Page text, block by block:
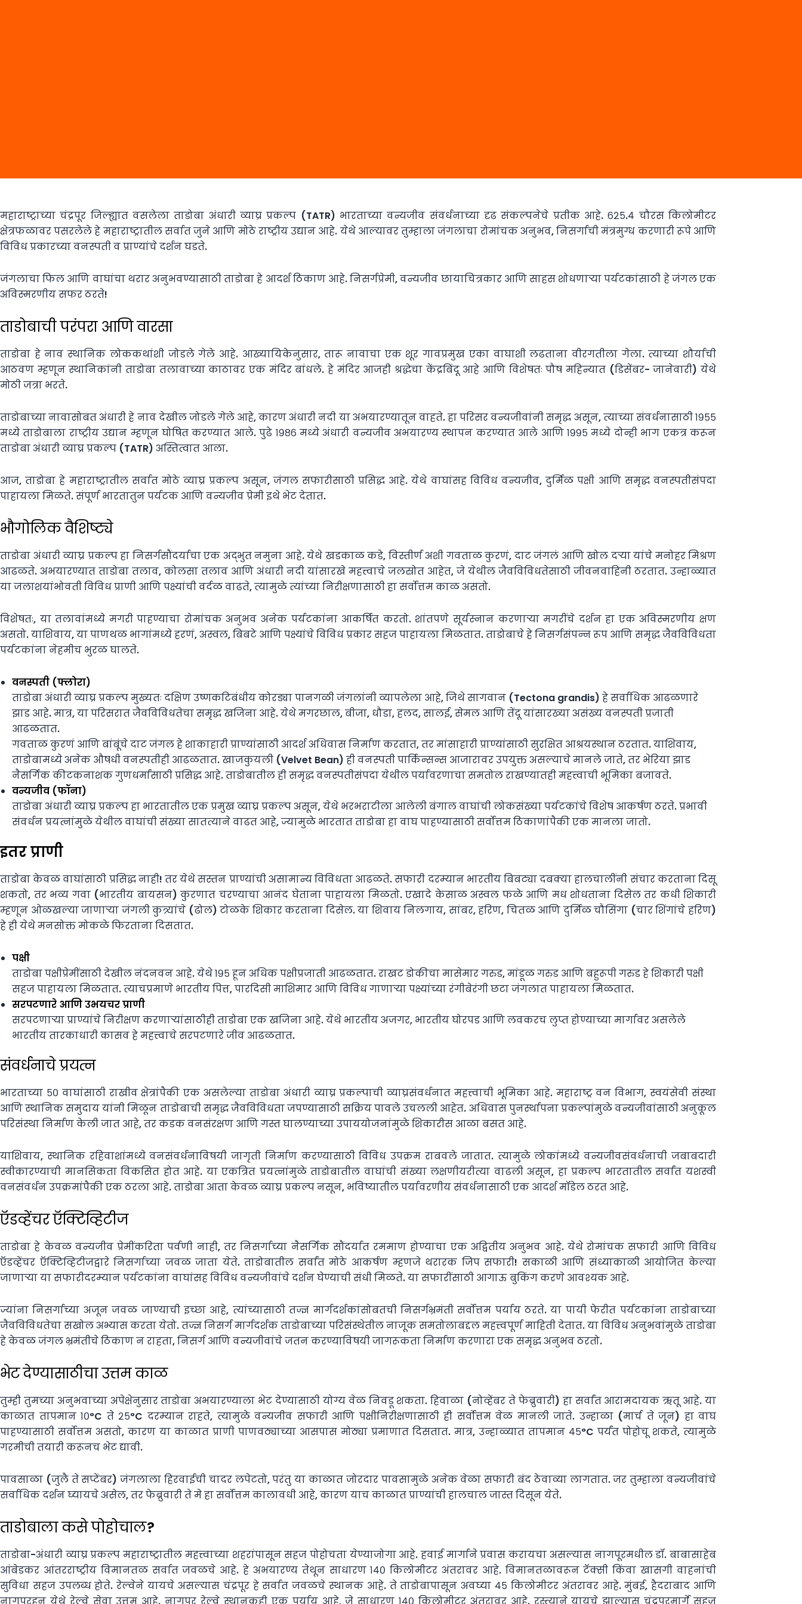
महाराष्ट्राच्या चंद्रपूर जिल्ह्यात वसलेला ताडोबा अंधारी व्याघ्र प्रकल्प (TATR) भारताच्या वन्यजीव संवर्धनाच्या दृढ संकल्पनेचे प्रतीक आहे. ६२५.४ चौरस किलोमीटर
क्षेत्रफळावर पसरलेले हे महाराष्ट्रातील सर्वात जुने आणि मोठे राष्ट्रीय उद्यान आहे. येथे आल्यावर तुम्हाला जंगलाचा रोमांचक अनुभव, निसर्गाची मंत्रमुग्ध करणारी रूपे आणि
विविध प्रकारच्या वनस्पती व प्राण्यांचे दर्शन घडते.
जंगलाचा फिल आणि वाघांचा थरार अनुभवण्यासाठी ताडोबा हे आदर्श ठिकाण आहे. निसर्गप्रेमी, वन्यजीव छायाचित्रकार आणि साहस शोधणाऱ्या पर्यटकांसाठी हे जंगल एक
अविस्मरणीय सफर ठरते!
ताडोबाची परंपरा आणि वारसा
ताडोबा हे नाव स्थानिक लोककथांशी जोडले गेले आहे. आख्यायिकेनुसार, तारू नावाचा एक शूर गावप्रमुख एका वाघाशी लढताना वीरगतीला गेला. त्याच्या शौर्याची
आठवण म्हणून स्थानिकांनी ताडोबा तलावाच्या काठावर एक मंदिर बांधले. हे मंदिर आजही श्रद्धेचा केंद्रबिंदू आहे आणि विशेषतः पौष महिन्यात (डिसेंबर- जानेवारी) येथे
मोठी जत्रा भरते.
ताडोबाच्या नावासोबत अंधारी हे नाव देखील जोडले गेले आहे, कारण अंधारी नदी या अभयारण्यातून वाहते. हा परिसर वन्यजीवांनी समृद्ध असून, त्याच्या संवर्धनासाठी १९५५
मध्ये ताडोबाला राष्ट्रीय उद्यान म्हणून घोषित करण्यात आले. पुढे १९८६ मध्ये अंधारी वन्यजीव अभयारण्य स्थापन करण्यात आले आणि १९९५ मध्ये दोन्ही भाग एकत्र करून
ताडोबा अंधारी व्याघ्र प्रकल्प (TATR) अस्तित्वात आला.
आज, ताडोबा हे महाराष्ट्रातील सर्वात मोठे व्याघ्र प्रकल्प असून, जंगल सफारीसाठी प्रसिद्ध आहे. येथे वाघांसह विविध वन्यजीव, दुर्मिळ पक्षी आणि समृद्ध वनस्पतीसंपदा
पाहायला मिळते. संपूर्ण भारतातुन पर्यटक आणि वन्यजीव प्रेमी इथे भेट देतात.
भौगोलिक वैशिष्ट्ये
ताडोबा अंधारी व्याघ्र प्रकल्प हा निसर्गसौंदर्याचा एक अद्भुत नमुना आहे. येथे खडकाळ कडे, विस्तीर्ण अशी गवताळ कुरणं, दाट जंगलं आणि खोल दऱ्या यांचे मनोहर मिश्रण
आढळते. अभयारण्यात ताडोबा तलाव, कोलसा तलाव आणि अंधारी नदी यांसारखे महत्त्वाचे जलस्रोत आहेत, जे येथील जैवविविधतेसाठी जीवनवाहिनी ठरतात. उन्हाळ्यात
या जलाशयांभोवती विविध प्राणी आणि पक्ष्यांची वर्दळ वाढते, त्यामुळे त्यांच्या निरीक्षणासाठी हा सर्वोत्तम काळ असतो.
विशेषतः, या तलावांमध्ये मगरी पाहण्याचा रोमांचक अनुभव अनेक पर्यटकांना आकर्षित करतो. शांतपणे सूर्यस्नान करणाऱ्या मगरींचे दर्शन हा एक अविस्मरणीय क्षण
असतो. याशिवाय, या पाणथळ भागांमध्ये हरणं, अस्वल, बिबटे आणि पक्ष्यांचे विविध प्रकार सहज पाहायला मिळतात. ताडोबाचे हे निसर्गसंपन्न रूप आणि समृद्ध जैवविविधता
पर्यटकांना नेहमीच भुरळ घालते.
वनस्पती (फ्लोरा)
ताडोबा अंधारी व्याघ्र प्रकल्प मुख्यतः दक्षिण उष्णकटिबंधीय कोरड्या पानगळी जंगलांनी व्यापलेला आहे, जिथे सागवान (Tectona grandis) हे सर्वाधिक आढळणारे
झाड आहे. मात्र, या परिसरात जैवविविधतेचा समृद्ध खजिना आहे. येथे मगरछाल, बीजा, धौडा, हलद, सालई, सेमल आणि तेंदू यांसारख्या असंख्य वनस्पती प्रजाती
आढळतात.
गवताळ कुरणं आणि बांबूंचे दाट जंगल हे शाकाहारी प्राण्यांसाठी आदर्श अधिवास निर्माण करतात, तर मांसाहारी प्राण्यांसाठी सुरक्षित आश्रयस्थान ठरतात. याशिवाय,
ताडोबामध्ये अनेक औषधी वनस्पतीही आढळतात. खाजकुयली (Velvet Bean) ही वनस्पती पार्किन्सन्स आजारावर उपयुक्त असल्याचे मानले जाते, तर भेरिया झाड
नैसर्गिक कीटकनाशक गुणधर्मांसाठी प्रसिद्ध आहे. ताडोबातील ही समृद्ध वनस्पतीसंपदा येथील पर्यावरणाचा समतोल राखण्यातही महत्त्वाची भूमिका बजावते.
वन्यजीव (फॉना)
ताडोबा अंधारी व्याघ्र प्रकल्प हा भारतातील एक प्रमुख व्याघ्र प्रकल्प असून, येथे भरभराटीला आलेली बंगाल वाघांची लोकसंख्या पर्यटकांचे विशेष आकर्षण ठरते. प्रभावी
संवर्धन प्रयत्नांमुळे येथील वाघांची संख्या सातत्याने वाढत आहे, ज्यामुळे भारतात ताडोबा हा वाघ पाहण्यासाठी सर्वोत्तम ठिकाणांपैकी एक मानला जातो.
इतरप्राणी
ताडोबा केवळ वाघांसाठी प्रसिद्ध नाही! तर येथे सस्तन प्राण्यांची असामान्य विविधता आढळते. सफारी दरम्यान भारतीय बिबट्या दबक्या हालचालींनी संचार करताना दिसू
शकतो, तर भव्य गवा (भारतीय बायसन) कुरणात चरण्याचा आनंद घेताना पाहायला मिळतो. एखादे केसाळ अस्वल फळे आणि मध शोधताना दिसेल तर कधी शिकारी
म्हणून ओळखल्या जाणाऱ्या जंगली कुत्र्यांचे (ढोल) टोळके शिकार करताना दिसेल. या शिवाय निलगाय, सांबर, हरिण, चितळ आणि दुर्मिळ चौसिंगा (चार शिंगांचे हरिण)
हे ही येथे मनसोक्त मोकळे फिरताना दिसतात.
पक्षी
ताडोबा पक्षीप्रेमींसाठी देखील नंदनवन आहे. येथे १९५ हून अधिक पक्षीप्रजाती आढळतात. राखट डोकीचा मासेमार गरुड, मांडूळ गरुड आणि बहुरूपी गरुड हे शिकारी पक्षी
सहज पाहायला मिळतात. त्याचप्रमाणे भारतीय पित्त, पारदिसी माशिमार आणि विविध गाणाऱ्या पक्ष्यांच्या रंगीबेरंगी छटा जंगलात पाहायला मिळतात.
सरपटणारे आणि उभयचर प्राणी
सरपटणाऱ्या प्राण्यांचे निरीक्षण करणाऱ्यांसाठीही ताडोबा एक खजिना आहे. येथे भारतीय अजगर, भारतीय घोरपड आणि लवकरच लुप्त होण्याच्या मार्गावर असलेले
भारतीय तारकाधारी कासव हे महत्त्वाचे सरपटणारे जीव आढळतात.
संवर्धनाचे प्रयत्न
भारताच्या ५० वाघांसाठी राखीव क्षेत्रांपैकी एक असलेल्या ताडोबा अंधारी व्याघ्र प्रकल्पाची व्याघ्रसंवर्धनात महत्त्वाची भूमिका आहे. महाराष्ट्र वन विभाग, स्वयंसेवी संस्था
आणि स्थानिक समुदाय यांनी मिळून ताडोबाची समृद्ध जैवविविधता जपण्यासाठी सक्रिय पावले उचलली आहेत. अधिवास पुनर्स्थापना प्रकल्पांमुळे वन्यजीवांसाठी अनुकूल
परिसंस्था निर्माण केली जात आहे, तर कडक वनसंरक्षण आणि गस्त घालण्याच्या उपाययोजनांमुळे शिकारीस आळा बसत आहे.
याशिवाय, स्थानिक रहिवाशांमध्ये वनसंवर्धनाविषयी जागृती निर्माण करण्यासाठी विविध उपक्रम राबवले जातात. त्यामुळे लोकांमध्ये वन्यजीवसंवर्धनाची जबाबदारी
स्वीकारण्याची मानसिकता विकसित होत आहे. या एकत्रित प्रयत्नांमुळे ताडोबातील वाघांची संख्या लक्षणीयरीत्या वाढली असून, हा प्रकल्प भारतातील सर्वांत यशस्वी
वनसंवर्धन उपक्रमांपैकी एक ठरला आहे. ताडोबा आता केवळ व्याघ्र प्रकल्प नसून, भविष्यातील पर्यावरणीय संवर्धनासाठी एक आदर्श मॉडेल ठरत आहे.
ऍडव्हेंचर ऍक्टिव्हिटीज
ताडोबा हे केवळ वन्यजीव प्रेमींकरिता पर्वणी नाही, तर निसर्गाच्या नैसर्गिक सौंदर्यात रममाण होण्याचा एक अद्वितीय अनुभव आहे. येथे रोमांचक सफारी आणि विविध
ऍडव्हेंचर ऍक्टिव्हिटीजद्वारे निसर्गाच्या जवळ जाता येते. ताडोबातील सर्वांत मोठे आकर्षण म्हणजे थरारक जिप सफारी! सकाळी आणि संध्याकाळी आयोजित केल्या
जाणाऱ्या या सफारीदरम्यान पर्यटकांना वाघांसह विविध वन्यजीवांचे दर्शन घेण्याची संधी मिळते. या सफारींसाठी आगाऊ बुकिंग करणे आवश्यक आहे.
ज्यांना निसर्गाच्या अजून जवळ जाण्याची इच्छा आहे, त्यांच्यासाठी तज्ज्ञ मार्गदर्शकांसोबतची निसर्गभ्रमंती सर्वोत्तम पर्याय ठरते. या पायी फेरीत पर्यटकांना ताडोबाच्या
जैवविविधतेचा सखोल अभ्यास करता येतो. तज्ज्ञ निसर्ग मार्गदर्शक ताडोबाच्या परिसंस्थेतील नाजूक समतोलाबद्दल महत्त्वपूर्ण माहिती देतात. या विविध अनुभवांमुळे ताडोबा
हे केवळ जंगल भ्रमंतीचे ठिकाण न राहता, निसर्ग आणि वन्यजीवांचे जतन करण्याविषयी जागरूकता निर्माण करणारा एक समृद्ध अनुभव ठरतो.
भेट देण्यासाठीचा उत्तम काळ
तुम्ही तुमच्या अनुभवाच्या अपेक्षेनुसार ताडोबा अभयारण्याला भेट देण्यासाठी योग्य वेळ निवडू शकता. हिवाळा (नोव्हेंबर ते फेब्रुवारी) हा सर्वांत आरामदायक ऋतू आहे. या
काळात तापमान १०°C ते २५°C दरम्यान राहते, त्यामुळे वन्यजीव सफारी आणि पक्षीनिरीक्षणासाठी ही सर्वोत्तम वेळ मानली जाते. उन्हाळा (मार्च ते जून) हा वाघ
पाहण्यासाठी सर्वोत्तम असतो, कारण या काळात प्राणी पाणवठ्याच्या आसपास मोठ्या प्रमाणात दिसतात. मात्र, उन्हाळ्यात तापमान ४५°C पर्यंत पोहोचू शकते, त्यामुळे
गरमीची तयारी करूनच भेट द्यावी.
पावसाळा (जुलै ते सप्टेंबर) जंगलाला हिरवाईची चादर लपेटतो, परंतु या काळात जोरदार पावसामुळे अनेक वेळा सफारी बंद ठेवाव्या लागतात. जर तुम्हाला वन्यजीवांचे
सर्वाधिक दर्शन घ्यायचे असेल, तर फेब्रुवारी ते मे हा सर्वोत्तम कालावधी आहे, कारण याच काळात प्राण्यांची हालचाल जास्त दिसून येते.
ताडोबाला कसे पोहोचाल?
ताडोबा-अंधारी व्याघ्र प्रकल्प महाराष्ट्रातील महत्त्वाच्या शहरांपासून सहज पोहोचता येण्याजोगा आहे. हवाई मार्गाने प्रवास करायचा असल्यास नागपूरमधील डॉ. बाबासाहेब
आंबेडकर आंतरराष्ट्रीय विमानतळ सर्वात जवळचे आहे. हे अभयारण्य तेथून साधारण १४० किलोमीटर अंतरावर आहे. विमानतळावरून टॅक्सी किंवा खासगी वाहनांची
सुविधा सहज उपलब्ध होते. रेल्वेने यायचे असल्यास चंद्रपूर हे सर्वात जवळचे स्थानक आहे. ते ताडोबापासून अवघ्या ४५ किलोमीटर अंतरावर आहे. मुंबई, हैदराबाद आणि